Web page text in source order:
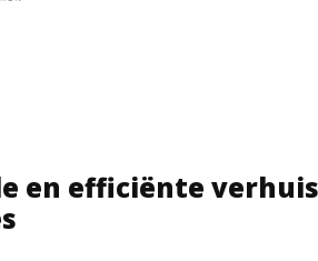
en efficiënte verhuis